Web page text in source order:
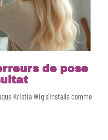
de pose
Kristia Wig s'installe comme